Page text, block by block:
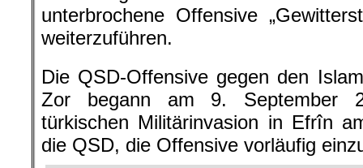
unterbrochene Offensive
weiterzuführen.
Die QSD-Offensive gegen den
Zor begann am 9. September
türkischen Militärinvasion in Efrîn
die QSD, die Offensive vorläufig